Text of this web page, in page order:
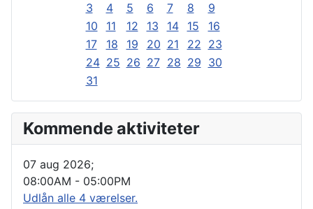
3
4 5 6 7 8
9
10
11 12 13 14 15
16
17
18 19 20 21 22 23
24 25 26 27 28 29 30
31
Kommende aktiviteter
07 aug 2026;
08:00AM - 05:00PM
Udlån alle 4 værelser.